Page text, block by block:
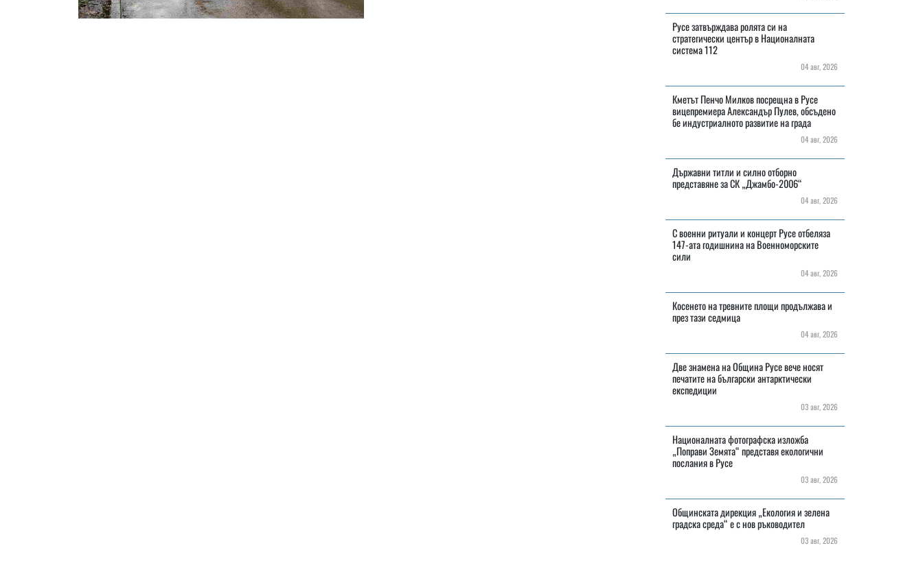
Русе затвърждава ролята си на
стратегически център в Националната
система 112
04 авг, 2026
Кметът Пенчо Милков посрещна в Русе
вицепремиера Александър Пулев, обсъдено
бе индустриалното развитие на града
04 авг, 2026
Държавни титли и силно отборно
представяне за СК „Джамбо-2006“
04 авг, 2026
С военни ритуали и концерт Русе отбеляза
147-ата годишнина на Военноморските
сили
04 авг, 2026
Косенето на тревните площи продължава и
през тази седмица
04 авг, 2026
Две знамена на Община Русе вече носят
печатите на български антарктически
експедиции
03 авг, 2026
Националната фотографска изложба
„Поправи Земята“ представя екологични
послания в Русе
03 авг, 2026
Общинската дирекция „Екология и зелена
градска среда“ е с нов ръководител
03 авг, 2026